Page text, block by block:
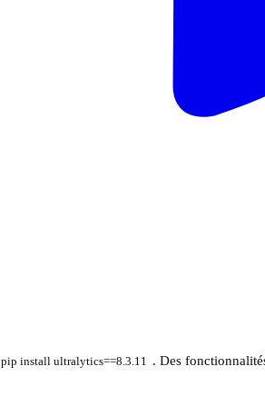
pip install ultralytics==8.3.11 . Des